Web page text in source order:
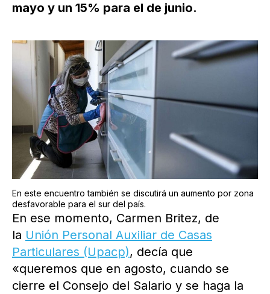
mayo y un 15% para el de junio.
En este encuentro también se discutirá un aumento por zona
desfavorable para el sur del país.
En ese momento, Carmen Britez, de
la Unión Personal Auxiliar de Casas
Particulares (Upacp), decía que
«queremos que en agosto, cuando se
cierre el Consejo del Salario y se haga la